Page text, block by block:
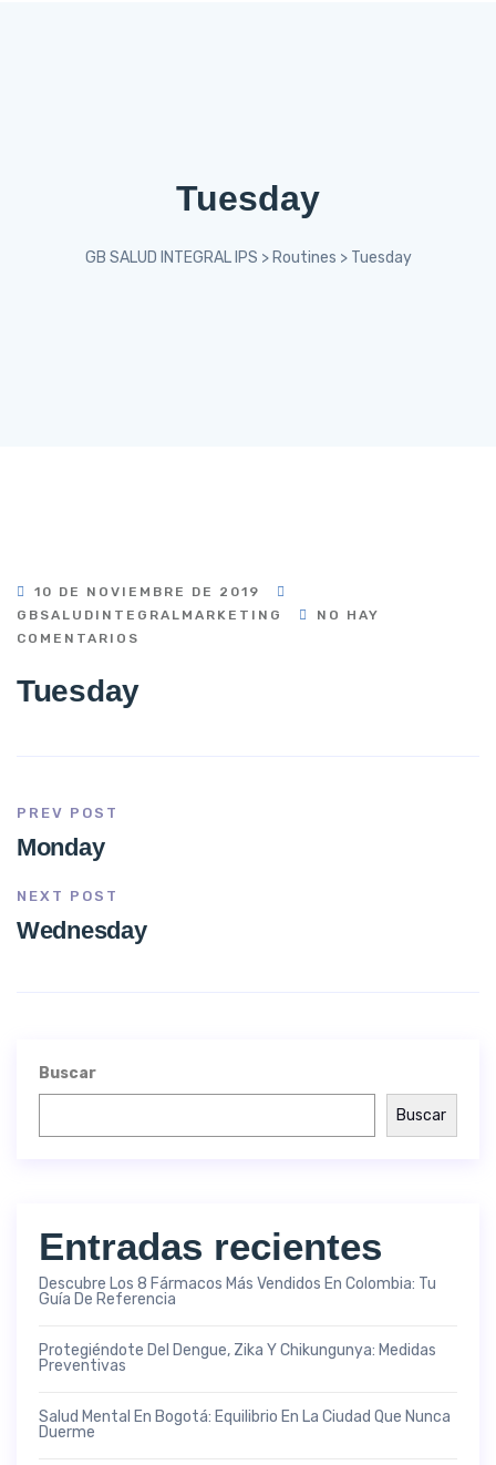
Tuesday
GB SALUD INTEGRAL IPS > Routines > Tuesday
10 DE NOVIEMBRE DE 2019
GBSALUDINTEGRALMARKETING
NO HAY
COMENTARIOS
Tuesday
PREV POST
Monday
NEXT POST
Wednesday
Buscar
Buscar
Entradas recientes
Descubre Los 8 Fármacos Más Vendidos En Colombia: Tu
Guía De Referencia
Protegiéndote Del Dengue, Zika Y Chikungunya: Medidas
Preventivas
Salud Mental En Bogotá: Equilibrio En La Ciudad Que Nunca
Duerme